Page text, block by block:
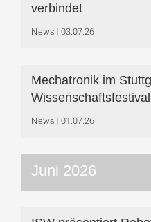
verbindet
News 03.07.26
Mechatronik im
Wissenschaftsfestival
News 01.07.26
Juni 2026